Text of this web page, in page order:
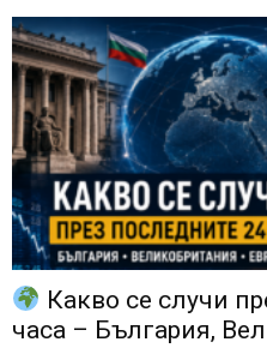
Какво се случи
часа – България,